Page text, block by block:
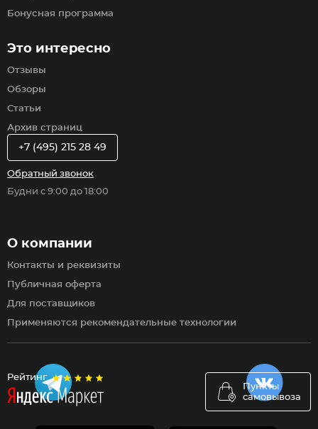
Рейтинг
Пункты
самовывоза
Бонусная программа
Это интересно
Отзывы
Обзоры
Статьи
Архив страниц
О компании
Контакты и реквизиты
Публичная оферта
Для поставщиков
Применяются рекомендательные технологии
+7 (495) 215 28 49
Обратный звонок
Будни с 9:00 до 18:00